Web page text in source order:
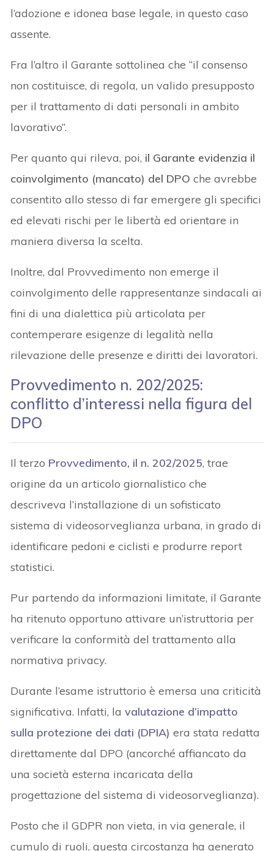
l’adozione e idonea base legale, in questo caso
assente.
Fra l’altro il Garante sottolinea che “il consenso
non costituisce, di regola, un valido presupposto
per il trattamento di dati personali in ambito
lavorativo”.
Per quanto qui rileva, poi, il Garante evidenzia il
coinvolgimento (mancato) del DPOche avrebbe
consentito allo stesso di far emergere gli specifici
ed elevati rischi per le libertà ed orientare in
maniera diversa la scelta.
Inoltre, dal Provvedimento non emerge il
coinvolgimento delle rappresentanze sindacali ai
fini di una dialettica più articolata per
contemperare esigenze di legalità nella
rilevazione delle presenze e diritti dei lavoratori.
Provvedimento n. 202/2025:
conflitto d’interessi nella figura del
DPO
Il terzo Provvedimento, il n. 202/2025, trae
origine da un articolo giornalistico che
descriveva l’installazione di un sofisticato
sistema di videosorveglianza urbana, in grado di
identificare pedoni e ciclisti e produrre report
statistici.
Pur partendo da informazioni limitate, il Garante
ha ritenuto opportuno attivare un’istruttoria per
verificare la conformità del trattamento alla
normativa privacy.
Durante l’esame istruttorio è emersa una criticità
significativa. Infatti, lavalutazione d’impatto
sulla protezione dei dati (DPIA) era stata redatta
direttamente dal DPO (ancorché affiancato da
una società esterna incaricata della
progettazione del sistema di videosorveglianza).
Posto che il GDPR non vieta, in via generale, il
cumulo di ruoli, questa circostanza ha generato